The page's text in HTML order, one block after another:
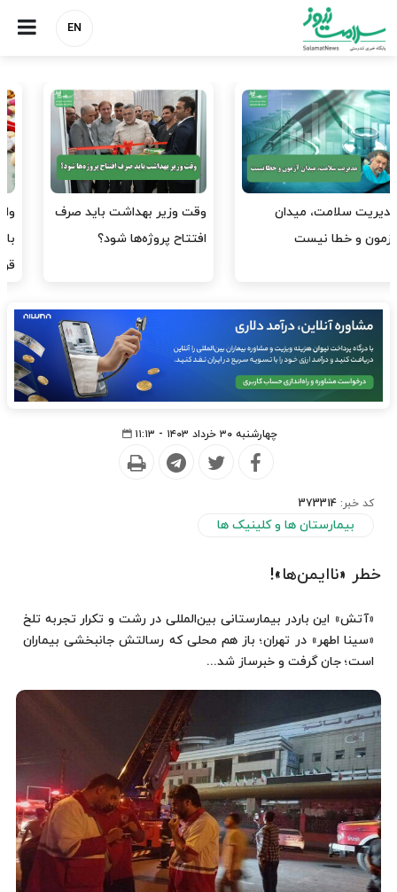
EN
وقت وزیر بهداشت باید صرف
افتتاح پروژه‌ها شود؟
واردات دارو و کالاهای اساسی
باید در اولویت تخصیص ارز
چهارشنبه ۳۰ خرداد ۱۴۰۳ - ۱۱:۱۳
کد خبر: 373314
بیمارستان ها و کلینیک ها
خطر «ناایمن‌ها»!
«آتش» این باردر بیمارستانی بین‌المللی در رشت و تکرار تجربه تلخ
«سینا اطهر» در تهران؛ باز هم محلی که رسالتش جانبخشی بیماران
است؛ جان گرفت و خبرساز شد...